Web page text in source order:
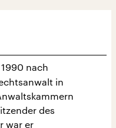
nach
in
des
war er